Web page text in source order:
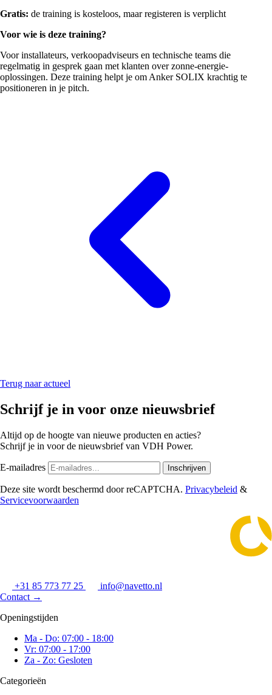
Gratis: de training is kosteloos, maar registeren is verplicht
Voor wie is deze training?
Voor installateurs, verkoopadviseurs en technische teams die
regelmatig in gesprek gaan met klanten over zonne-energie-
oplossingen. Deze training helpt je om Anker SOLIX krachtig te
positioneren in je pitch.
Terug naar actueel
Schrijf je in voor onze nieuwsbrief
Altijd op de hoogte van nieuwe producten en acties?
Schrijf je in voor de nieuwsbrief van VDH Power.
E-mailadres Inschrijven
Deze site wordt beschermd door reCAPTCHA. Privacybeleid &
Servicevoorwaarden
+31 85 773 77 25
info@navetto.nl
Contact →
Openingstijden
Ma - Do: 07:00 - 18:00
Vr: 07:00 - 17:00
Za - Zo: Gesloten
Categorieën